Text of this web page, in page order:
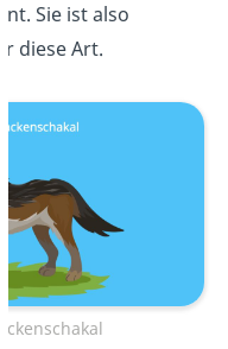
Sie ist also
diese Art.